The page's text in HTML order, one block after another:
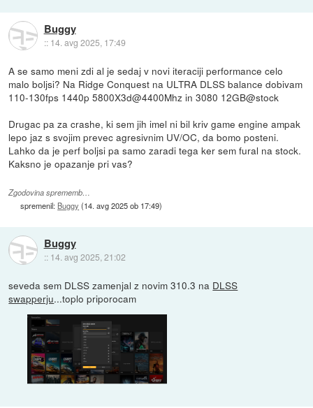
Buggy
:: 14. avg 2025, 17:49
A se samo meni zdi al je sedaj v novi iteraciji performance celo
malo boljsi? Na Ridge Conquest na ULTRA DLSS balance dobivam
110-130fps 1440p 5800X3d@4400Mhz in 3080 12GB@stock
Drugac pa za crashe, ki sem jih imel ni bil kriv game engine ampak
lepo jaz s svojim prevec agresivnim UV/OC, da bomo posteni.
Lahko da je perf boljsi pa samo zaradi tega ker sem fural na stock.
Kaksno je opazanje pri vas?
Zgodovina sprememb…
spremenil: Buggy (14. avg 2025 ob 17:49)
Buggy
:: 14. avg 2025, 21:02
seveda sem DLSS zamenjal z novim 310.3 na DLSS
swapperju...toplo priporocam